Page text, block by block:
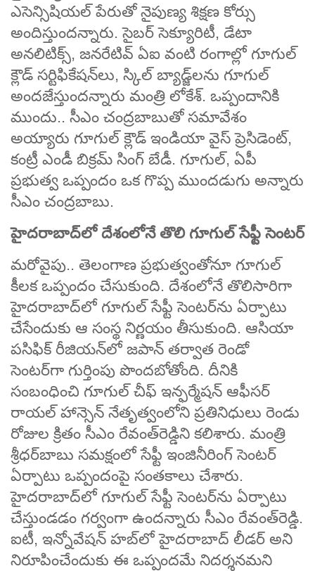
ఎసెన్సిషియల్ పేరుతో నైపుణ్య శిక్షణ కోర్సు
అందిస్తుందన్నారు. సైబర్‌ సెక్యూరిటీ, డేటా
అనలిటిక్స్, జనరేటివ్ ఏఐ వంటి రంగాల్లో గూగుల్‌
క్లౌడ్ సర్టిఫికేషన్‌లు, స్కిల్ బ్యాడ్జ్‌లను గూగుల్
అందజేస్తుందన్నారు మంత్రి లోకేశ్‌. ఒప్పందానికి
ముందు.. సీఎం చంద్రబాబుతో సమావేశం
అయ్యారు గూగుల్ క్లౌడ్ ఇండియా వైస్ ప్రెసిడెంట్,
కంట్రీ ఎండీ బిక్రమ్ సింగ్ బేడీ. గూగుల్, ఏపీ
ప్రభుత్వ ఒప్పందం ఒక గొప్ప ముందడుగు అన్నారు
సీఎం చంద్రబాబు.
హైదరాబాద్‌లో దేశంలోనే తొలి గూగుల్​ సేఫ్టీ సెంటర్‌
మరోవైపు.. తెలంగాణ ప్రభుత్వంతోనూ గూగుల్‌
కీలక ఒప్పందం చేసుకుంది. దేశంలోనే తొలిసారిగా
హైదరాబాద్​లో గూగుల్​ సేఫ్టీ సెంటర్‌ను ఏర్పాటు
చేసేందుకు ఆ సంస్థ నిర్ణయం తీసుకుంది. ఆసియా
పసిఫిక్​ రీజియన్​లో జపాన్​ తర్వాత రెండో
సెంటర్‌గా​ గుర్తింపు పొందబోతోంది. దీనికి
సంబంధించి గూగుల్‌ చీఫ్​ ఇన్ఫర్మేషన్​ ఆఫీసర్​
రాయల్​ హాన్సెన్​ నేతృత్వంలోని ప్రతినిధులు రెండు
రోజుల క్రితం సీఎం రేవంత్‌రెడ్డిని కలిశారు. మంత్రి
శ్రీధర్​బాబు సమక్షంలో సేఫ్టీ ఇంజినీరింగ్​ సెంటర్​
ఏర్పాటు ఒప్పందంపై సంతకాలు చేశారు.
హైదరాబాద్​లో గూగుల్‌ సేఫ్టీ సెంటర్‌ను ఏర్పాటు
చేస్తుండడం గర్వంగా ఉందన్నారు సీఎం రేవంత్​రెడ్డి.
ఐటీ, ఇన్నోవేషన్​ హబ్​లో హైదరాబాద్​ లీడర్​ అని
నిరూపించేందుకు ఈ ఒప్పందమే నిదర్శనమని